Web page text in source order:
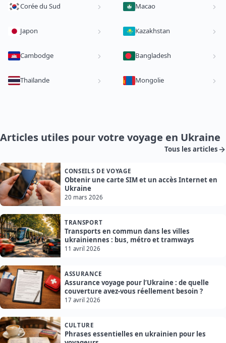
Corée du Sud Macao
Japon Kazakhstan
Cambodge Bangladesh
Thaïlande Mongolie
Articles utiles pour votre voyage en Ukraine
Tous les articles
CONSEILS DE VOYAGE
Obtenir une carte SIM et un accès Internet en
Ukraine
20 mars 2026
TRANSPORT
Transports en commun dans les villes
ukrainiennes : bus, métro et tramways
11 avril 2026
ASSURANCE
Assurance voyage pour l’Ukraine : de quelle
couverture avez-vous réellement besoin ?
17 avril 2026
CULTURE
Phrases essentielles en ukrainien pour les